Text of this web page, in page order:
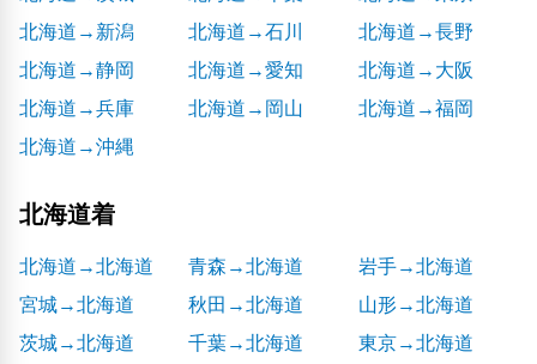
北海道→新潟
北海道→石川
北海道→長野
北海道→静岡
北海道→愛知
北海道→大阪
北海道→兵庫
北海道→岡山
北海道→福岡
北海道→沖縄
北海道着
北海道→北海道 青森→北海道
岩手→北海道
宮城→北海道
秋田→北海道
山形→北海道
茨城→北海道
千葉→北海道
東京→北海道